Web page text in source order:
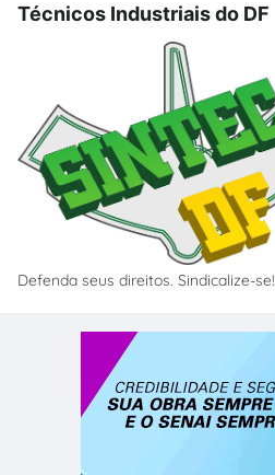
Técnicos Industriais do DF
Defenda seus direitos. Sindicalize-se!